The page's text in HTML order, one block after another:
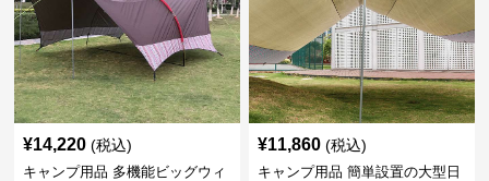
¥14,220 (税込)
キャンプ用品 多機能ビッグウィ
¥11,860 (税込)
キャンプ用品 簡単設置の大型日